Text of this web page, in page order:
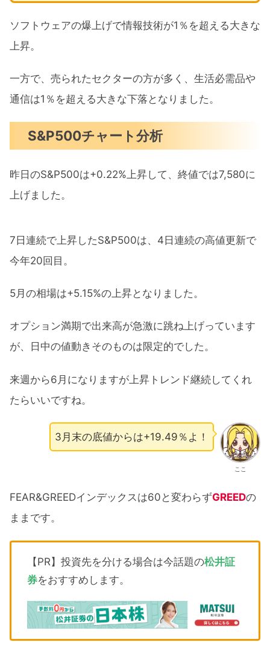
ソフトウェアの爆上げで情報技術が1％を超える大きな
上昇。
一方で、売られたセクターの方が多く、生活必需品や
通信は1％を超える大きな下落となりました。
S&P500チャート分析
昨日のS&P500は+0.22%上昇して、終値では7,580に
上げました。
7日連続で上昇したS&P500は、4日連続の高値更新で
今年20回目。
5月の相場は+5.15%の上昇となりました。
オプション満期で出来高が急激に跳ね上げっています
が、日中の値動きそのものは限定的でした。
来週から6月になりますが上昇トレンド継続してくれ
たらいいですね。
ここ
3月末の底値からは+19.49％よ！
FEAR&GREEDインデックスは60と変わらずGREEDの
ままです。
【PR】投資先を分ける場合は今話題の松井証
券をおすすめします。